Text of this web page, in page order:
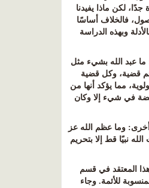
لكن ماذا يفيدنا
فالخلاف أساسًا
وبهذه الدراسة
ما عبد الله بشيء مثل
قضية، وكل قضية
مما يؤكد أنها من
في شيء إلا وكان
:وما عظم الله عز
نبيًا قط إلا بتحريم
المعتقد في قسم
للأئمة. وجاء